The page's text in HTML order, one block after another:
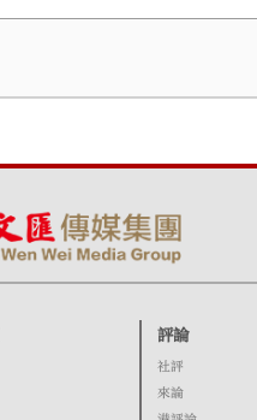
評論
社評
來論